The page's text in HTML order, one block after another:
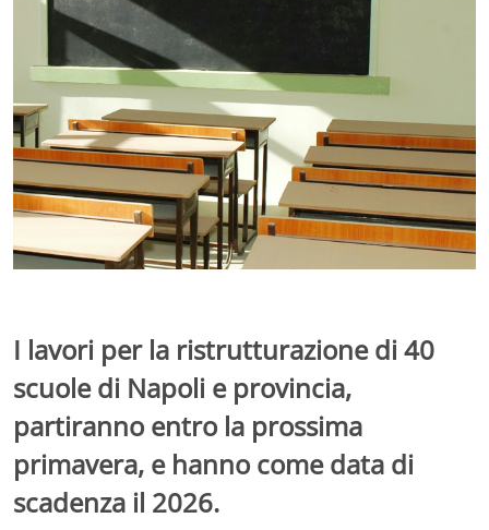
I lavori per la ristrutturazione di 40
scuole di Napoli e provincia,
partiranno entro la prossima
primavera, e hanno come data di
scadenza il 2026.